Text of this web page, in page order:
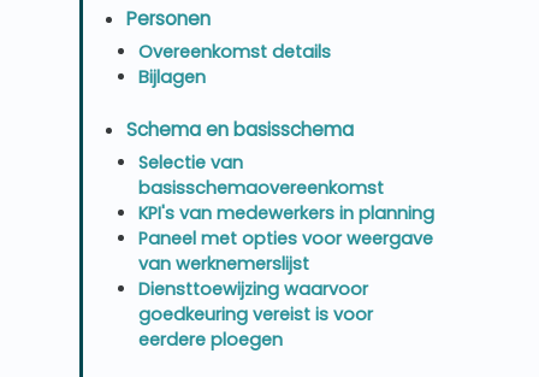
Personen
Overeenkomst details
Bijlagen
Schema en basisschema
Selectie van
basisschemaovereenkomst
KPI's van medewerkers in planning
Paneel met opties voor weergave
van werknemerslijst
Diensttoewijzing waarvoor
goedkeuring vereist is voor
eerdere ploegen